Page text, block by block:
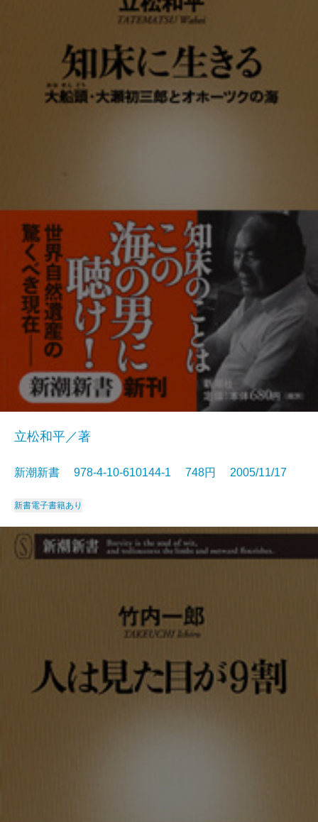
立松和平／著
新潮新書 978-4-10-610144-1 748円 2005/11/17
新書電子書籍あり